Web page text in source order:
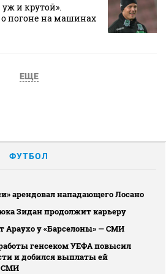
и крутой».
о погоне на машинах
ЕЩЕ
ФУТБОЛ
арендовал нападающего Лосано
Зидан продолжит карьеру
Араухо у «Барселоны» — СМИ
генсеком УЕФА повысил
и добился выплаты ей
СМИ